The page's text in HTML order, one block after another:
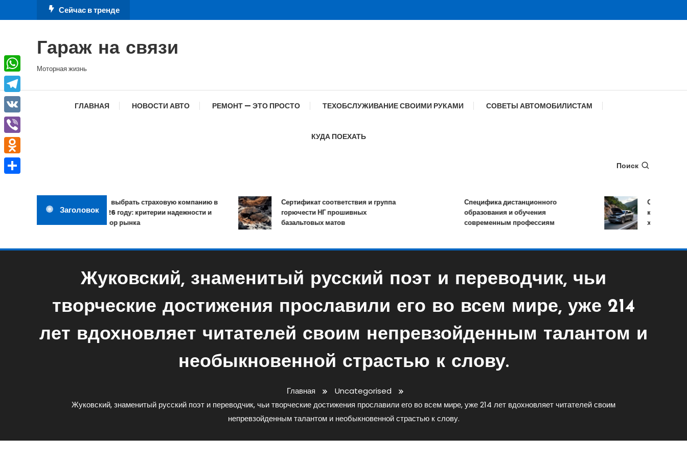
к
Сейчас в тренде
Гараж на связи
Моторная жизнь
ГЛАВНАЯ НОВОСТИ АВТО РЕМОНТ — ЭТО ПРОСТО ТЕХОБСЛУЖИВАНИЕ СВОИМИ РУКАМИ СОВЕТЫ АВТОМОБИЛИСТАМ
КУДА ПОЕХАТЬ
Поиск
Заголовок
Как выбрать страховую компанию в
2026 году: критерии надежности и
обзор рынка
Сертификат соответствия и группа
горючести НГ прошивных
базальтовых матов
Специфика дистанционного
образования и обучения
современным профессиям
Обзор TANK
комплектации и
характеристики
Жуковский, знаменитый русский поэт и переводчик, чьи
творческие достижения прославили его во всем мире, уже 214
лет вдохновляет читателей своим непревзойденным талантом и
необыкновенной страстью к слову.
Главная
Uncategorised
Жуковский, знаменитый русский поэт и переводчик, чьи творческие достижения прославили его во всем мире, уже 214 лет вдохновляет читателей своим
непревзойденным талантом и необыкновенной страстью к слову.
WhatsApp
Telegram
VK
Viber
Odnoklassniki